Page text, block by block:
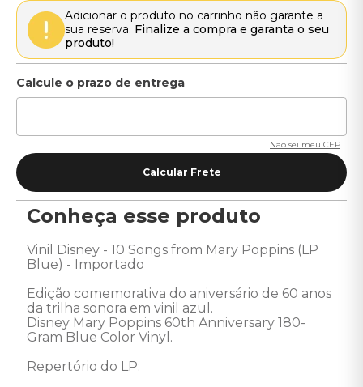
Adicionar o produto no carrinho não garante a
sua reserva. Finalize a compra e garanta o seu
produto!
Não sei meu CEP
Conheça esse produto
Vinil Disney - 10 Songs from Mary Poppins (LP
Blue) - Importado
Edição comemorativa do aniversário de 60 anos
da trilha sonora em vinil azul.
Disney Mary Poppins 60th Anniversary 180-
Gram Blue Color Vinyl.
Repertório do LP: